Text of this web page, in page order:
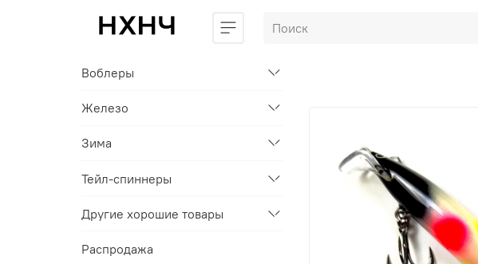
Воблеры
Железо
Зима
Тейл-спиннеры
Другие хорошие товары
Распродажа